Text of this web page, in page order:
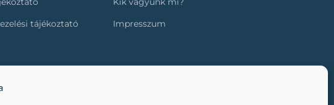
tájékoztató
Impresszum